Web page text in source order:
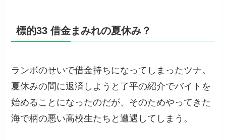
標的33 借金まみれの夏休み？
ランボのせいで借金持ちになってしまったツナ。
夏休みの間に返済しようと了平の紹介でバイトを
始めることになったのだが、そのためやってきた
海で柄の悪い高校生たちと遭遇してしまう。